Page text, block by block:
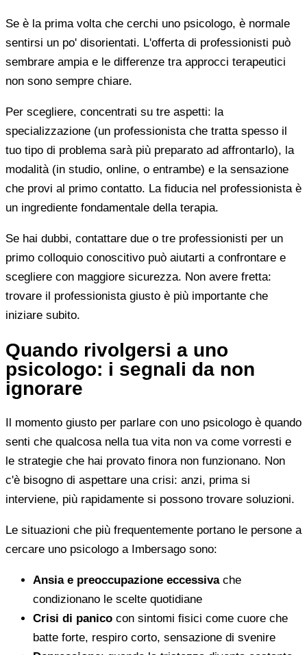
Se è la prima volta che cerchi uno psicologo, è normale
sentirsi un po' disorientati. L'offerta di professionisti può
sembrare ampia e le differenze tra approcci terapeutici
non sono sempre chiare.
Per scegliere, concentrati su tre aspetti: la
specializzazione (un professionista che tratta spesso il
tuo tipo di problema sarà più preparato ad affrontarlo), la
modalità (in studio, online, o entrambe) e la sensazione
che provi al primo contatto. La fiducia nel professionista è
un ingrediente fondamentale della terapia.
Se hai dubbi, contattare due o tre professionisti per un
primo colloquio conoscitivo può aiutarti a confrontare e
scegliere con maggiore sicurezza. Non avere fretta:
trovare il professionista giusto è più importante che
iniziare subito.
Quando rivolgersi a uno
psicologo: i segnali da non
ignorare
Il momento giusto per parlare con uno psicologo è quando
senti che qualcosa nella tua vita non va come vorresti e
le strategie che hai provato finora non funzionano. Non
c'è bisogno di aspettare una crisi: anzi, prima si
interviene, più rapidamente si possono trovare soluzioni.
Le situazioni che più frequentemente portano le persone a
cercare uno psicologo a Imbersago sono:
Ansia e preoccupazione eccessivache
condizionano le scelte quotidiane
Crisi di panico con sintomi fisici come cuore che
batte forte, respiro corto, sensazione di svenire